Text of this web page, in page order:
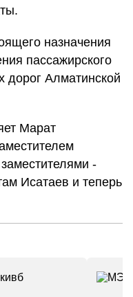
назначения
пассажирского
дорог Алматинской
Марат
-
Исатаев и теперь